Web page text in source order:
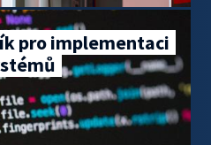
pro implementaci